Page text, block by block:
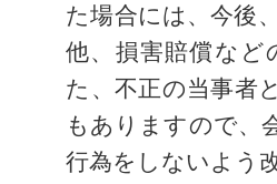
た場合には、今後
他、損害賠償など
た、不正の当事者
もありますので、
行為をしないよう